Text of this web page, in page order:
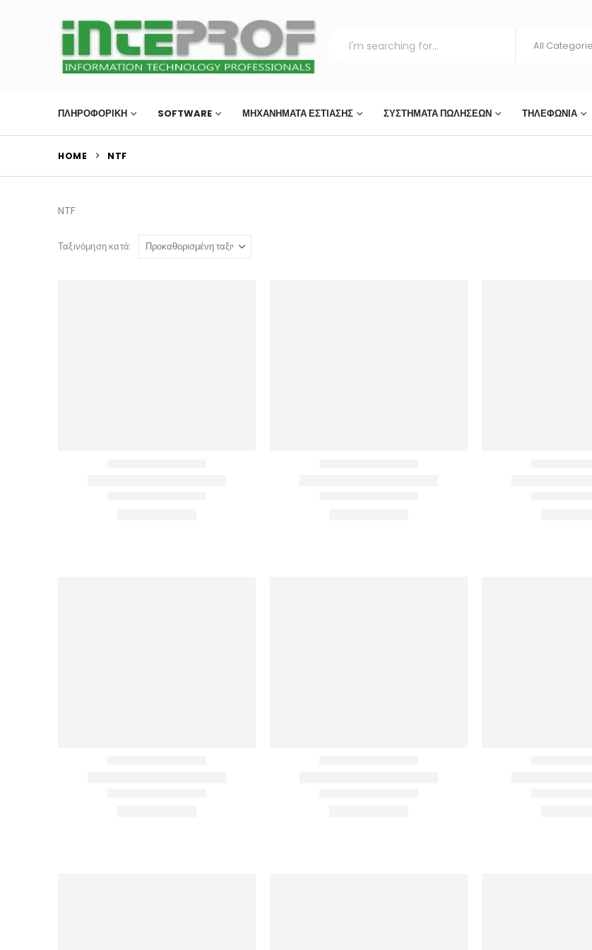
ΠΛΗΡΟΦΟΡΙΚΗ SOFTWARE ΜΗΧΑΝΉΜΑΤΑ ΕΣΤΊΑΣΗΣ ΣΥΣΤΉΜΑΤΑ ΠΩΛΉΣΕΩΝ ΤΗΛΕΦΩΝΊΑ
HOME NTF
NTF
Ταξινόμηση κατά: